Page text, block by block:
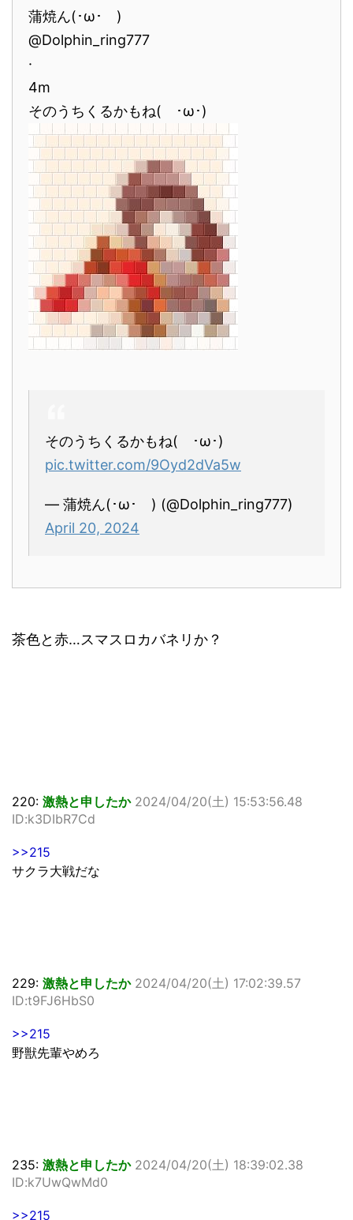
蒲焼ん(･ω･ )
@Dolphin_ring777
·
4m
そのうちくるかもね( ･ω･)
そのうちくるかもね( ･ω･)
pic.twitter.com/9Oyd2dVa5w
— 蒲焼ん(･ω･ ) (@Dolphin_ring777)
April 20, 2024
茶色と赤…スマスロカバネリか？
220: 激熱と申したか 2024/04/20(土) 15:53:56.48
ID:k3DIbR7Cd
>>215
サクラ大戦だな
229: 激熱と申したか 2024/04/20(土) 17:02:39.57
ID:t9FJ6HbS0
>>215
野獣先輩やめろ
235: 激熱と申したか 2024/04/20(土) 18:39:02.38
ID:k7UwQwMd0
>>215